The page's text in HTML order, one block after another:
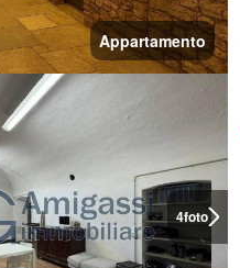
Appartamento
4foto